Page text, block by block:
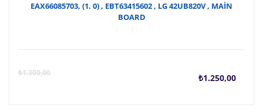
EAX66085703, (1. 0) , EBT63415602 , LG 42UB820V , MAİN
BOARD
₺1.300,00 ₺1.250,00
Şu